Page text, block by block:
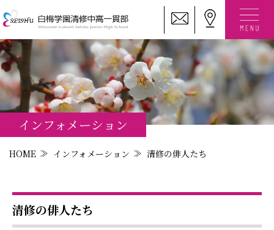
インフォメーション
HOME インフォメーション 清修の俳人たち
清修の俳人たち